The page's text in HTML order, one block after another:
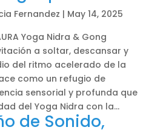
Fernandez | May 14, 2025
Yoga Nidra & Gong
a soltar, descansar y
del ritmo acelerado de la
como un refugio de
sensorial y profunda que
del Yoga Nidra con la...
de Sonido,